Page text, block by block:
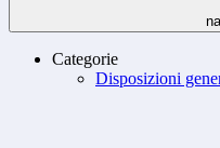
Categorie
Disposizioni